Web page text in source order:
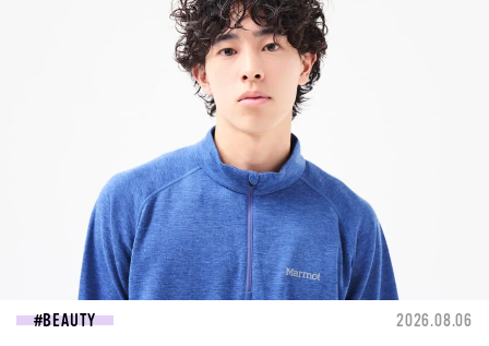
BEAUTY 2026.08.06